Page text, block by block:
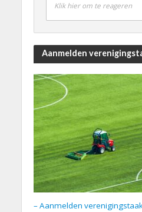
Klik hier om te reageren
Aanmelden
– Aanmelden